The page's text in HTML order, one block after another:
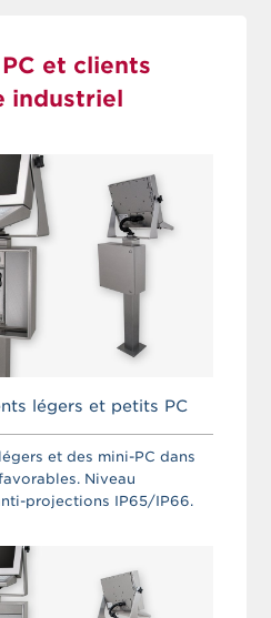
et clients
industriel
légers et petits PC
et des mini-PC dans
Niveau
projections IP65/IP66.